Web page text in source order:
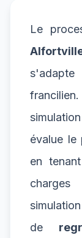
Le
évalue le
en
de